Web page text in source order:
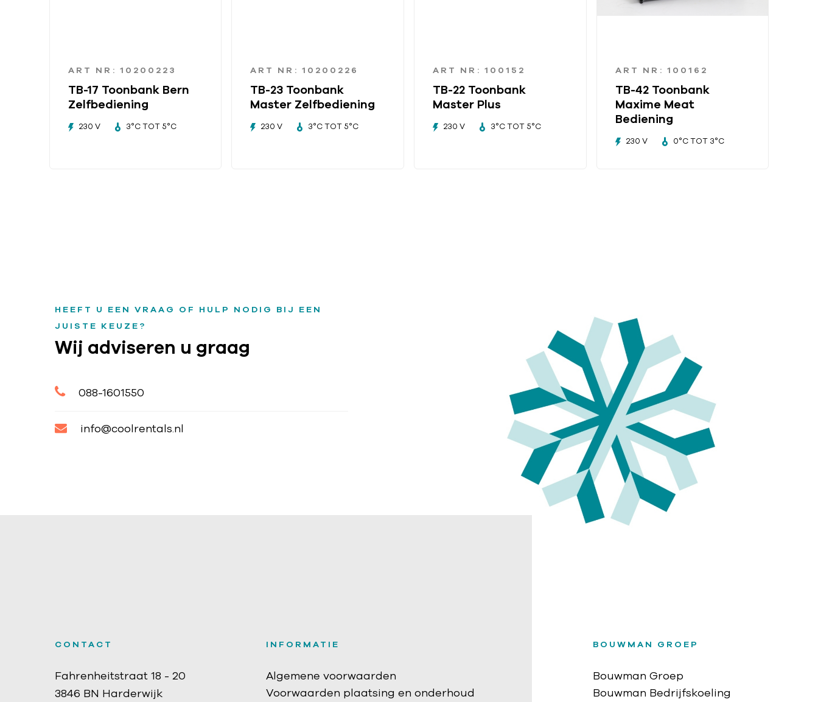
ART NR: 10200223
TB-17 Toonbank Bern
Zelfbediening
230 V 3°C TOT 5°C
ART NR: 10200226
TB-23 Toonbank
Master Zelfbediening
230 V 3°C TOT 5°C
ART NR: 100152
TB-22 Toonbank
Master Plus
230 V 3°C TOT 5°C
ART NR: 100162
TB-42 Toonbank
Maxime Meat
Bediening
230 V 0°C TOT 3°C
HEEFT U EEN VRAAG OF HULP NODIG BIJ EEN
JUISTE KEUZE?
Wij adviseren u graag
088-1601550
info@coolrentals.nl
CONTACT
Fahrenheitstraat 18 - 20
3846 BN Harderwijk
INFORMATIE
Algemene voorwaarden
Voorwaarden plaatsing en onderhoud
BOUWMAN GROEP
Bouwman Groep
Bouwman Bedrijfskoeling